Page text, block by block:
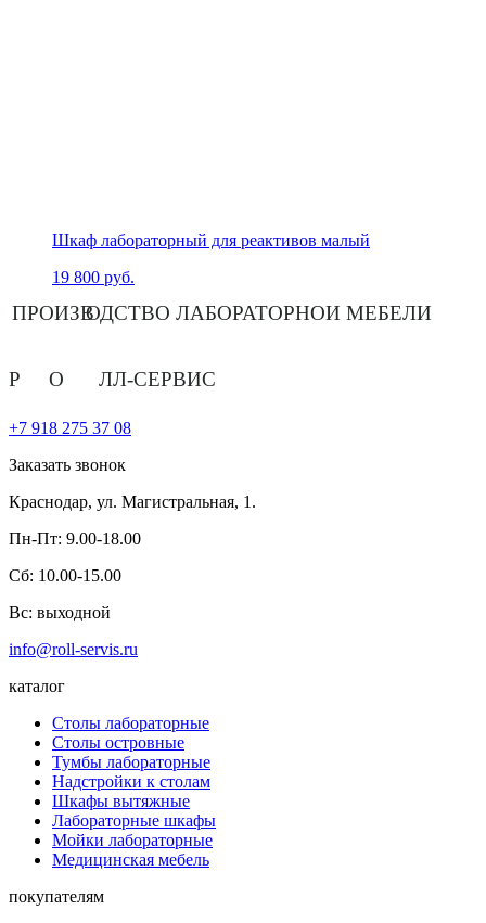
Шкаф лабораторный для реактивов малый
19 800 руб.
Р О ЛЛ-СЕРВИС
ПРОИЗВОДСТВО ЛАБОРАТОРНОЙ МЕБЕЛИ
+7 918 275 37 08
Заказать звонок
Краснодар, ул. Магистральная, 1.
Пн-Пт: 9.00-18.00
Сб: 10.00-15.00
Вс: выходной
info@roll-servis.ru
каталог
Столы лабораторные
Столы островные
Тумбы лабораторные
Надстройки к столам
Шкафы вытяжные
Лабораторные шкафы
Мойки лабораторные
Медицинская мебель
покупателям